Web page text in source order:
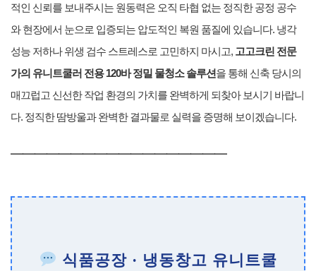
적인 신뢰를 보내주시는 원동력은 오직 타협 없는 정직한 공정 공수
와 현장에서 눈으로 입증되는 압도적인 복원 품질에 있습니다. 냉각
성능 저하나 위생 검수 스트레스로 고민하지 마시고, 고고크린 전문
가의 유니트쿨러 전용 120바 정밀 물청소 솔루션을 통해 신축 당시의
매끄럽고 신선한 작업 환경의 가치를 완벽하게 되찾아 보시기 바랍니
다. 정직한 땀방울과 완벽한 결과물로 실력을 증명해 보이겠습니다.
━━━━━━━━━━━━━━━━━━
식품공장 · 냉동창고 유니트쿨